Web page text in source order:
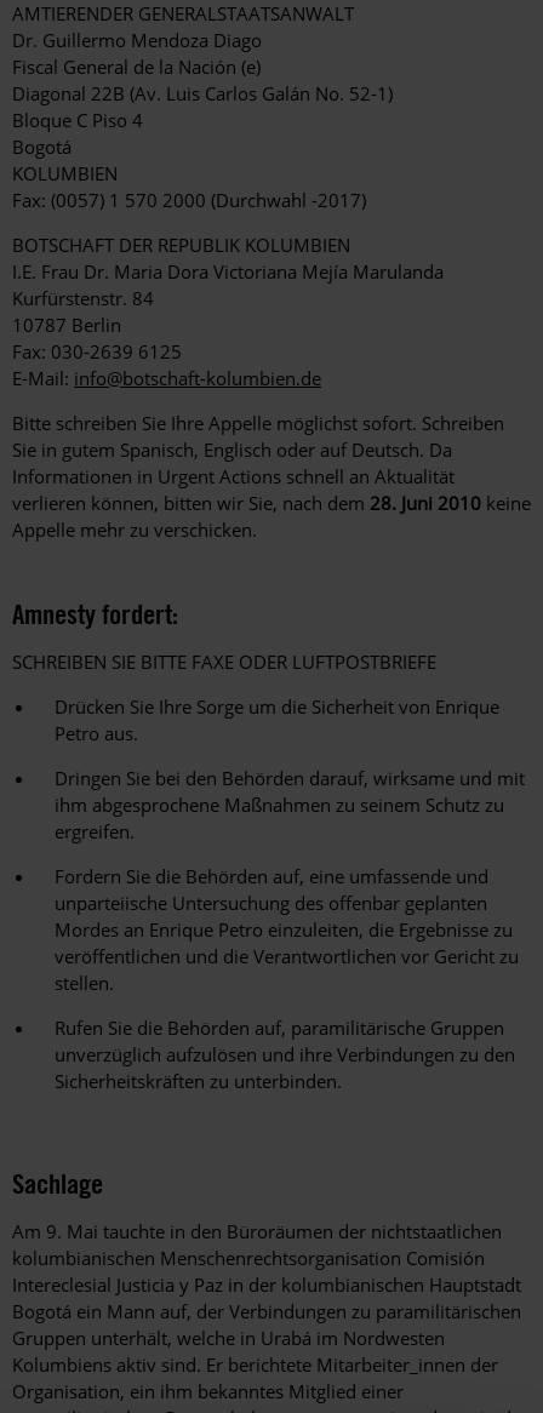
AMTIERENDER GENERALSTAATSANWALT
Dr. Guillermo Mendoza Diago
Fiscal General de la Nación (e)
Diagonal 22B (Av. Luis Carlos Galán No. 52-1)
Bloque C Piso 4
Bogotá
KOLUMBIEN
Fax: (0057) 1 570 2000 (Durchwahl -2017)
BOTSCHAFT DER REPUBLIK KOLUMBIEN
I.E. Frau Dr. Maria Dora Victoriana Mejía Marulanda
Kurfürstenstr. 84
10787 Berlin
Fax: 030-2639 6125
E-Mail: info@botschaft-kolumbien.de
Bitte schreiben Sie Ihre Appelle möglichst sofort. Schreiben
Sie in gutem Spanisch, Englisch oder auf Deutsch. Da
Informationen in Urgent Actions schnell an Aktualität
verlieren können, bitten wir Sie, nach dem 28. Juni 2010 keine
Appelle mehr zu verschicken.
Amnesty fordert:
SCHREIBEN SIE BITTE FAXE ODER LUFTPOSTBRIEFE
Drücken Sie Ihre Sorge um die Sicherheit von Enrique
Petro aus.
Dringen Sie bei den Behörden darauf, wirksame und mit
ihm abgesprochene Maßnahmen zu seinem Schutz zu
ergreifen.
Fordern Sie die Behörden auf, eine umfassende und
unparteiische Untersuchung des offenbar geplanten
Mordes an Enrique Petro einzuleiten, die Ergebnisse zu
veröffentlichen und die Verantwortlichen vor Gericht zu
stellen.
Rufen Sie die Behörden auf, paramilitärische Gruppen
unverzüglich aufzulösen und ihre Verbindungen zu den
Sicherheitskräften zu unterbinden.
Sachlage
Am 9. Mai tauchte in den Büroräumen der nichtstaatlichen
kolumbianischen Menschenrechtsorganisation Comisión
Intereclesial Justicia y Paz in der kolumbianischen Hauptstadt
Bogotá ein Mann auf, der Verbindungen zu paramilitärischen
Gruppen unterhält, welche in Urabá im Nordwesten
Kolumbiens aktiv sind. Er berichtete Mitarbeiter_innen der
Organisation, ein ihm bekanntes Mitglied einer